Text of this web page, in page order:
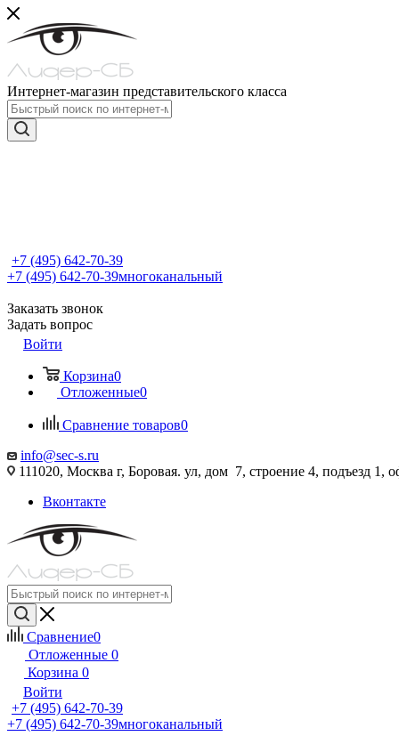
Интернет-магазин представительского класса
+7 (495) 642-70-39
+7 (495) 642-70-39многоканальный
Заказать звонок
Задать вопрос
Войти
Корзина0
Отложенные0
Сравнение товаров0
info@sec-s.ru
111020, Москва г, Боровая. ул, дом 7, строение 4, подъезд 1,
Вконтакте
Сравнение0
Отложенные 0
Корзина 0
Войти
+7 (495) 642-70-39
+7 (495) 642-70-39многоканальный